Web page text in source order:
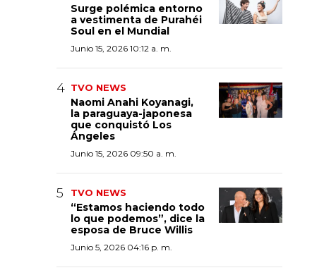
Surge polémica entorno
a vestimenta de Purahéi
Soul en el Mundial
Junio 15, 2026 10:12 a. m.
TVO NEWS
Naomi Anahi Koyanagi,
la paraguaya-japonesa
que conquistó Los
Ángeles
Junio 15, 2026 09:50 a. m.
TVO NEWS
“Estamos haciendo todo
lo que podemos”, dice la
esposa de Bruce Willis
Junio 5, 2026 04:16 p. m.